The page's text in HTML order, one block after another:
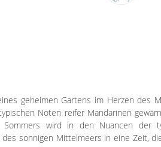
geheimen Gartens im Herzen des
Noten reifer Mandarinen
wird in den Nuancen der
sonnigen Mittelmeers in eine Zeit,